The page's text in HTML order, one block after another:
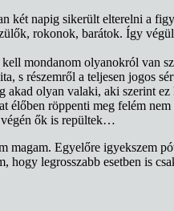
két napig sikerült elterelni a
rokonok, barátok. Így
kell mondanom olyanokról
s részemről a teljesen jogos
olyan valaki, aki szerint
röppenti meg felém
végén ők is repültek…
Egyelőre igyekszem
hogy legrosszabb esetben is